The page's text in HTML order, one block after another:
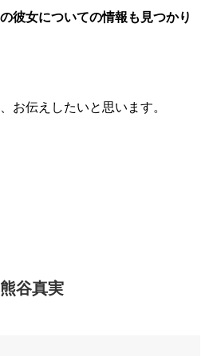
彼女についての情報も見つかり
お伝えしたいと思います。
谷真実